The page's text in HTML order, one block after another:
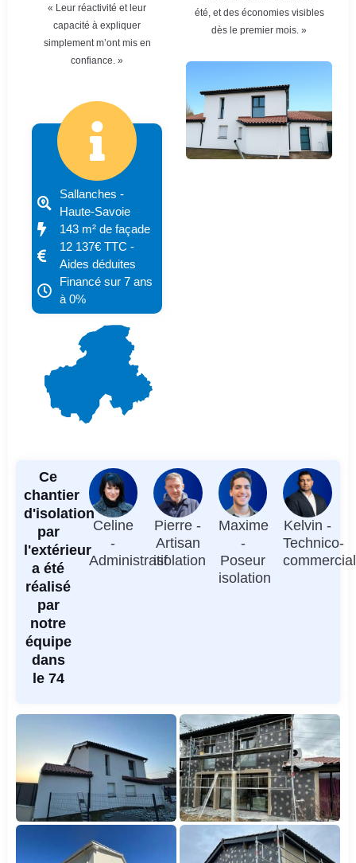
« Leur réactivité et leur
capacité à expliquer
simplement m’ont mis en
confiance. »
Sallanches -
Haute-Savoie
143 m² de façade
12 137€ TTC -
Aides déduites
Financé sur 7 ans
à 0%
été, et des économies visibles
dès le premier mois. »
Ce
chantier
d'isolation
par
l'extérieur
a été
réalisé
par
notre
équipe
dans
le 74
Celine
-
Administratif
Pierre -
Artisan
isolation
Maxime
-
Poseur
isolation
Kelvin -
Technico-
commercial